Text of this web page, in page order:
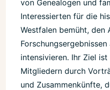
von Genealogen und
Interessierten für die
Westfalen bemüht, den
intensivieren. Ihr Ziel
Mitgliedern durch
und Zusammenkünfte,